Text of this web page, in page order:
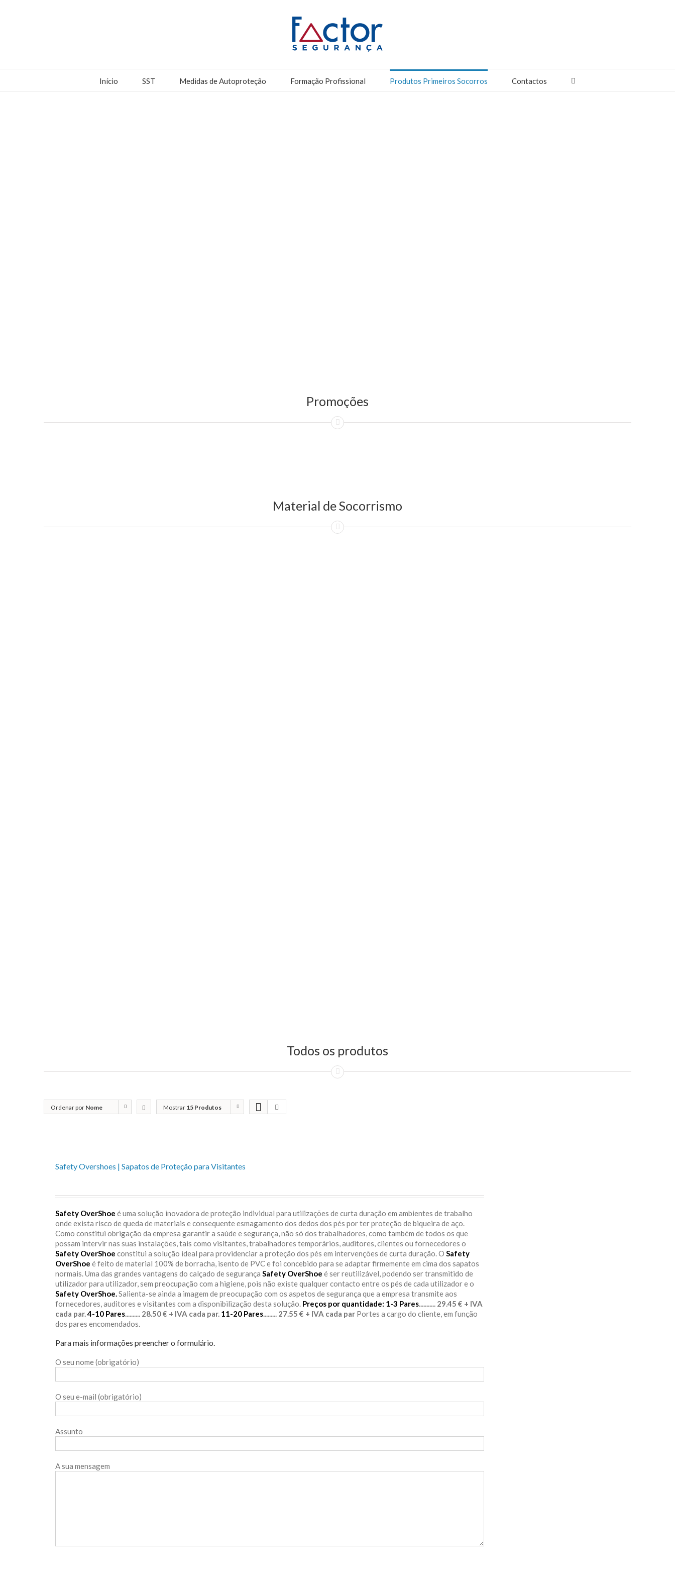
Início SST Medidas de Autoproteção Formação Profissional Produtos Primeiros Socorros Contactos
Promoções
Material de Socorrismo
Todos os produtos
Ordenar por Nome Mostrar 15 Produtos
Safety Overshoes | Sapatos de Proteção para Visitantes
Safety OverShoe é uma solução inovadora de proteção individual para utilizações de curta duração em ambientes de trabalho
onde exista risco de queda de materiais e consequente esmagamento dos dedos dos pés por ter proteção de biqueira de aço.
Como constitui obrigação da empresa garantir a saúde e segurança, não só dos trabalhadores, como também de todos os que
possam intervir nas suas instalações, tais como visitantes, trabalhadores temporários, auditores, clientes ou fornecedores o
Safety OverShoe constitui a solução ideal para providenciar a proteção dos pés em intervenções de curta duração. O Safety
OverShoe é feito de material 100% de borracha, isento de PVC e foi concebido para se adaptar firmemente em cima dos sapatos
normais. Uma das grandes vantagens do calçado de segurança Safety OverShoe é ser reutilizável, podendo ser transmitido de
utilizador para utilizador, sem preocupação com a higiene, pois não existe qualquer contacto entre os pés de cada utilizador e o
Safety OverShoe. Salienta-se ainda a imagem de preocupação com os aspetos de segurança que a empresa transmite aos
fornecedores, auditores e visitantes com a disponibilização desta solução. Preços por quantidade: 1-3 Pares ........... 29.45 € + IVA
cada par. 4-10 Pares .......... 28.50 € + IVA cada par. 11-20 Pares ......... 27.55 € + IVA cada par Portes a cargo do cliente, em função
dos pares encomendados.
Para mais informações preencher o formulário.
O seu nome (obrigatório)
O seu e-mail (obrigatório)
Assunto
A sua mensagem